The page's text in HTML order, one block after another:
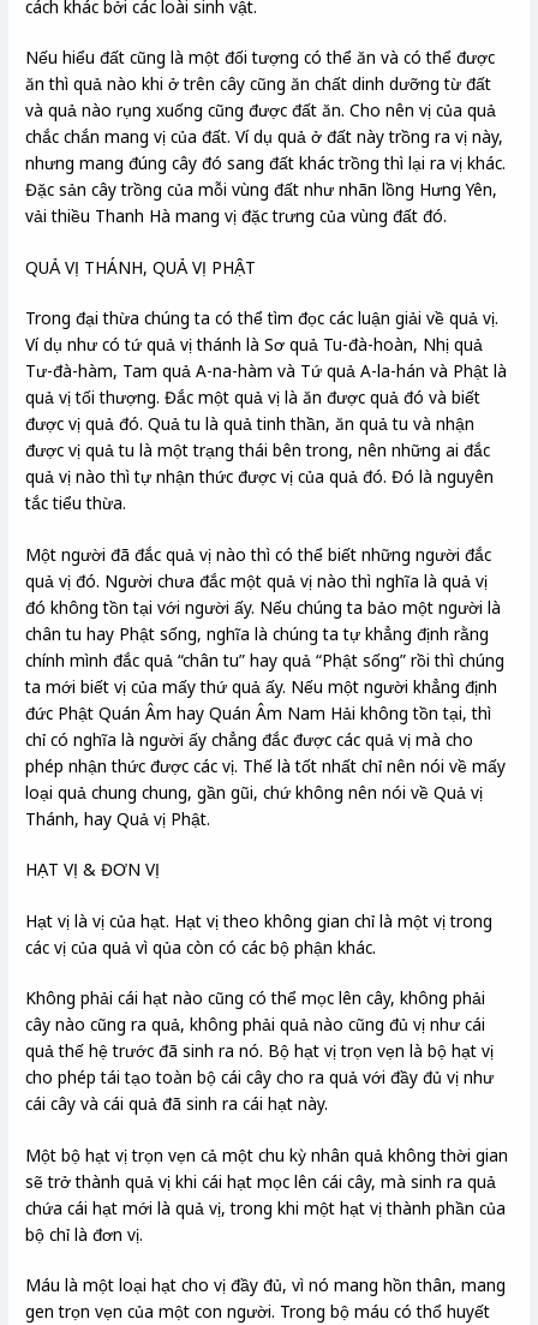
cách khác bởi các loài sinh vật.
Nếu hiểu đất cũng là một đối tượng có thể ăn và có thể được
ăn thì quả nào khi ở trên cây cũng ăn chất dinh dưỡng từ đất
và quả nào rụng xuống cũng được đất ăn. Cho nên vị của quả
chắc chắn mang vị của đất. Ví dụ quả ở đất này trồng ra vị này,
nhưng mang đúng cây đó sang đất khác trồng thì lại ra vị khác.
Đặc sản cây trồng của mỗi vùng đất như nhãn lồng Hưng Yên,
vải thiều Thanh Hà mang vị đặc trưng của vùng đất đó.
QUẢ VỊ THÁNH, QUẢ VỊ PHẬT
Trong đại thừa chúng ta có thể tìm đọc các luận giải về quả vị.
Ví dụ như có tứ quả vị thánh là Sơ quả Tu-đà-hoàn, Nhị quả
Tư-đà-hàm, Tam quả A-na-hàm và Tứ quả A-la-hán và Phật là
quả vị tối thượng. Đắc một quả vị là ăn được quả đó và biết
được vị quả đó. Quả tu là quả tinh thần, ăn quả tu và nhận
được vị quả tu là một trạng thái bên trong, nên những ai đắc
quả vị nào thì tự nhận thức được vị của quả đó. Đó là nguyên
tắc tiểu thừa.
Một người đã đắc quả vị nào thì có thể biết những người đắc
quả vị đó. Người chưa đắc một quả vị nào thì nghĩa là quả vị
đó không tồn tại với người ấy. Nếu chúng ta bảo một người là
chân tu hay Phật sống, nghĩa là chúng ta tự khẳng định rằng
chính mình đắc quả “chân tu” hay quả “Phật sống” rồi thì chúng
ta mới biết vị của mấy thứ quả ấy. Nếu một người khẳng định
đức Phật Quán Âm hay Quán Âm Nam Hải không tồn tại, thì
chỉ có nghĩa là người ấy chẳng đắc được các quả vị mà cho
phép nhận thức được các vị. Thế là tốt nhất chỉ nên nói về mấy
loại quả chung chung, gần gũi, chứ không nên nói về Quả vị
Thánh, hay Quả vị Phật.
HẠT VỊ & ĐƠN VỊ
Hạt vị là vị của hạt. Hạt vị theo không gian chỉ là một vị trong
các vị của quả vì qủa còn có các bộ phận khác.
Không phải cái hạt nào cũng có thể mọc lên cây, không phải
cây nào cũng ra quả, không phải quả nào cũng đủ vị như cái
quả thế hệ trước đã sinh ra nó. Bộ hạt vị trọn vẹn là bộ hạt vị
cho phép tái tạo toàn bộ cái cây cho ra quả với đầy đủ vị như
cái cây và cái quả đã sinh ra cái hạt này.
Một bộ hạt vị trọn vẹn cả một chu kỳ nhân quả không thời gian
sẽ trở thành quả vị khi cái hạt mọc lên cái cây, mà sinh ra quả
chứa cái hạt mới là quả vị, trong khi một hạt vị thành phần của
bộ chỉ là đơn vị.
Máu là một loại hạt cho vị đầy đủ, vì nó mang hồn thân, mang
gen trọn vẹn của một con người. Trong bộ máu có thổ huyết